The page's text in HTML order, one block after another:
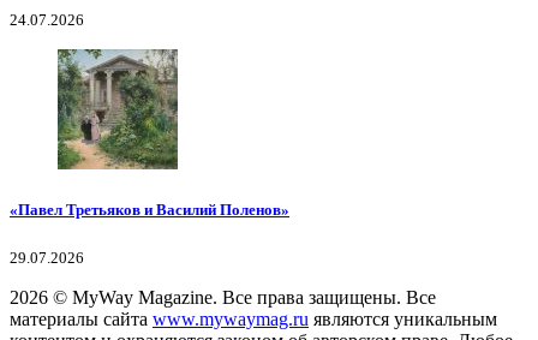
24.07.2026
«Павел Третьяков и Василий Поленов»
29.07.2026
2026 © MyWay Magazine. Все права защищены. Все
материалы сайта www.mywaymag.ru являются уникальным